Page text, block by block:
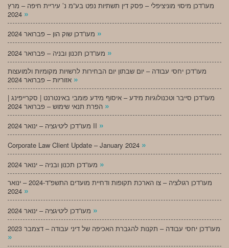
מעו”דכן מיסוי מוניציפלי – פסק דין תשתיות נפט בע”מ נ’ עיריית חיפה – מרץ
»
»
»
מעו”דכן יחסי עבודה – יום שבתון יום הבחירות לרשויות מקומיות ולמועצות
»
מעו”דכן סייבר וטכנולוגיות מידע – איסוף מידע פומבי באינטרנט | סקרייפינג |
»
מעו”דכן ליטיגציה – ינואר 2024 II »
Corporate Law Client Update – January 2024 »
»
מעו”דכן רגולציה – צו הארכת תקופות ודחיית מועדים התשפ”ד-2024 – ינואר
»
»
מעו”דכן יחסי עבודה – תקנות להגברת האכיפה של דיני עבודה – דצמבר 2023
»